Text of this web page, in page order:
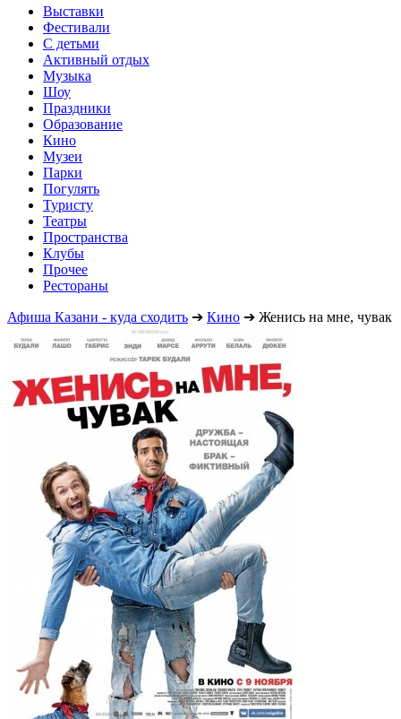
Выставки
Фестивали
С детьми
Активный отдых
Музыка
Шоу
Праздники
Образование
Кино
Музеи
Парки
Погулять
Туристу
Театры
Пространства
Клубы
Прочее
Рестораны
Афиша Казани - куда сходить ➔ Кино ➔ Женись на мне, чувак